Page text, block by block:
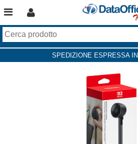
SPEDIZIONE ESPRESSA